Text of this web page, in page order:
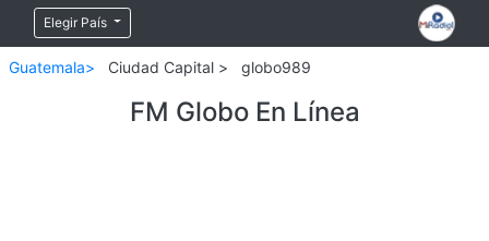
Elegir País
Guatemala> Ciudad Capital > globo989
FM Globo En Línea